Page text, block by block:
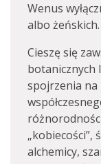
Wenus
albo żeńskich.
Cieszę się
botanicznych
spojrzenia
„kobiecości”,
alchemicy,